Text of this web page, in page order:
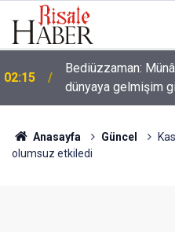
02:15
Bediüzzaman:
dünyaya gelmişim
Anasayfa Güncel
olumsuz etkiledi